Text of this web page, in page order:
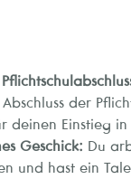
der
deinen Einstieg
Geschick: Du
und hast ein